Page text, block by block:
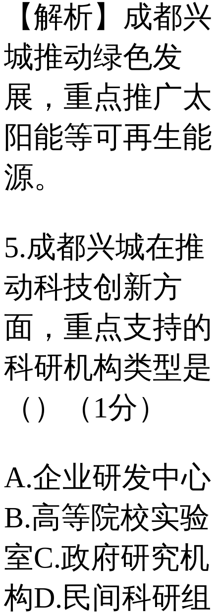
【解析】成都兴
城推动绿色发
展，重点推广太
阳能等可再生能
源。
5.成都兴城在推
动科技创新方
面，重点支持的
科研机构类型是
（）（1分）
A.企业研发中心
B.高等院校实验
室C.政府研究机
构D.民间科研组